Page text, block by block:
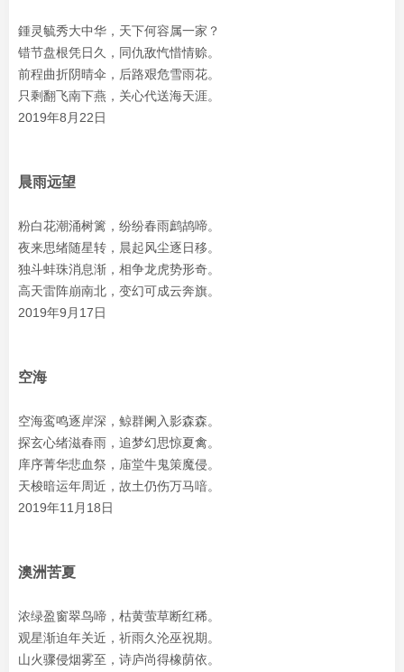
鍾灵毓秀大中华，天下何容属一家？
错节盘根凭日久，同仇敌忾惜情赊。
前程曲折阴晴伞，后路艰危雪雨花。
只剩翻飞南下燕，关心代送海天涯。
2019年8月22日
晨雨远望
粉白花潮涌树篱，纷纷春雨鹧鸪啼。
夜来思绪随星转，晨起风尘逐日移。
独斗蚌珠消息渐，相争龙虎势形奇。
高天雷阵崩南北，变幻可成云奔旗。
2019年9月17日
空海
空海鸾鸣逐岸深，鲸群阑入影森森。
探玄心绪滋春雨，追梦幻思惊夏禽。
庠序菁华悲血祭，庙堂牛鬼策魔侵。
天梭暗运年周近，故土仍伤万马喑。
2019年11月18日
澳洲苦夏
浓绿盈窗翠鸟啼，枯黄萤草断红稀。
观星渐迫年关近，祈雨久沦巫祝期。
山火骤侵烟雾至，诗庐尚得橡荫依。